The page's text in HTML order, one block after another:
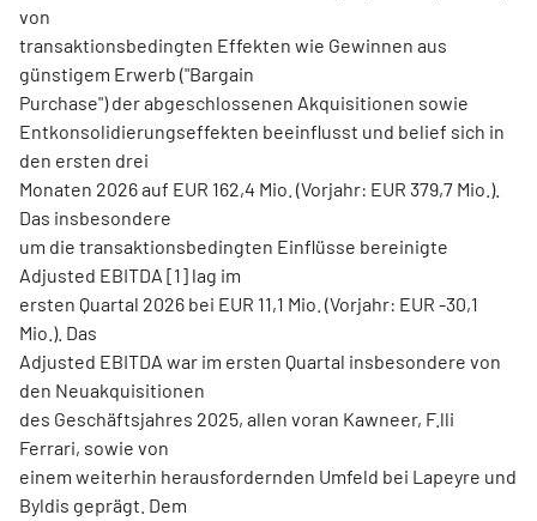
von
transaktionsbedingten Effekten wie Gewinnen aus
günstigem Erwerb ("Bargain
Purchase") der abgeschlossenen Akquisitionen sowie
Entkonsolidierungseffekten beeinflusst und belief sich in
den ersten drei
Monaten 2026 auf EUR 162,4 Mio. (Vorjahr: EUR 379,7 Mio.).
Das insbesondere
um die transaktionsbedingten Einflüsse bereinigte
Adjusted EBITDA [1] lag im
ersten Quartal 2026 bei EUR 11,1 Mio. (Vorjahr: EUR -30,1
Mio.). Das
Adjusted EBITDA war im ersten Quartal insbesondere von
den Neuakquisitionen
des Geschäftsjahres 2025, allen voran Kawneer, F.lli
Ferrari, sowie von
einem weiterhin herausfordernden Umfeld bei Lapeyre und
Byldis geprägt. Dem